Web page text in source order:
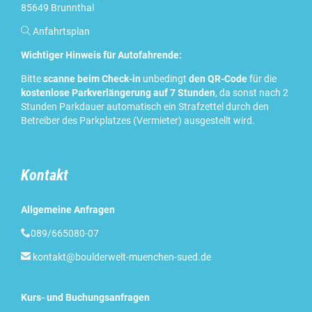
85649 Brunnthal
 Anfahrtsplan
Wichtiger Hinweis für Autofahrende:
Bittescanne beim Check-in unbedingt den QR-Codefür die
kostenlose Parkverlängerung auf 7 Stunden, da sonst nach 2
Stunden Parkdauer automatisch ein Strafzettel durch den
Betreiber des Parkplatzes (Vermieter) ausgestellt wird.
Kontakt
Allgemeine Anfragen
089/665080-07
 kontakt@boulderwelt-muenchen-sued.de
Kurs- und Buchungsanfragen